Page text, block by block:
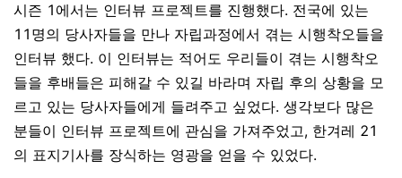
시즌 1 에서는 인터뷰 프로젝트를 진행했다. 전국에 있는
11 명의 당사자들을 만나 자립과정에서 겪는 시행착오들을
인터뷰 했다. 이 인터뷰는 적어도 우리들이 겪는 시행착오
들을 후배들은 피해갈 수 있길 바라며 자립 후의 상황을 모
르고 있는 당사자들에게 들려주고 싶었다. 생각보다 많은
분들이 인터뷰 프로젝트에 관심을 가져주었고, 한겨레 21
의 표지기사를 장식하는 영광을 얻을 수 있었다.